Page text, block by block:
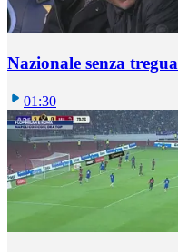
Nazionale senza tregua
01:30